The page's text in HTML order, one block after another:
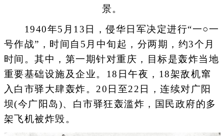
景。
1940年5月13日，侵华日军决定进行“一○一
号作战”，时间自5月中旬起，分两期，约3个月
时间。其中，第一期针对重庆，目标是轰炸当地
重要基础设施及企业。18日午夜，18架敌机窜
入白市驿大肆轰炸。20日至22日，连续对广阳
坝(今广阳岛)、白市驿狂轰滥炸，国民政府的多
架飞机被炸毁。